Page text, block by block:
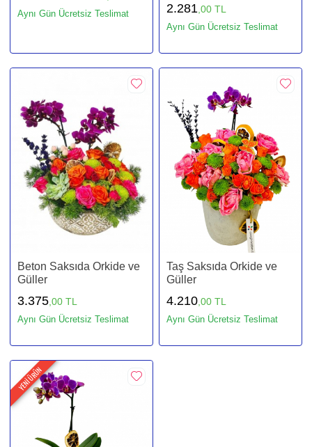
Aynı Gün Ücretsiz Teslimat 2.281 ,00 TL
Aynı Gün Ücretsiz Teslimat
Beton Saksıda Orkide ve
Güller
3.375 ,00 TL
Aynı Gün Ücretsiz Teslimat
Taş Saksıda Orkide ve
Güller
4.210 ,00 TL
Aynı Gün Ücretsiz Teslimat
YENİ ÜRÜN